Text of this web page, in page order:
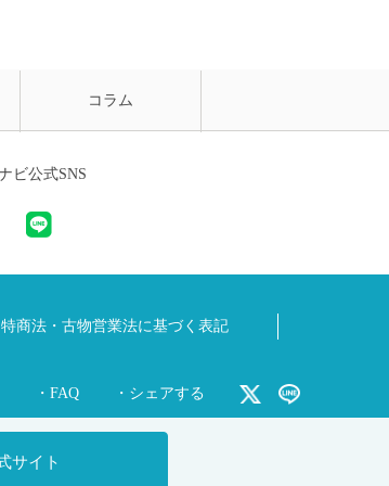
サイト
コラム
ビ公式SNS
特商法・古物営業法に基づく表記
・FAQ ・シェアする